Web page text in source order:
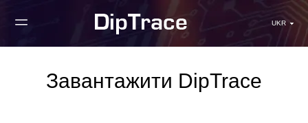
UKR
Завантажити DipTrace